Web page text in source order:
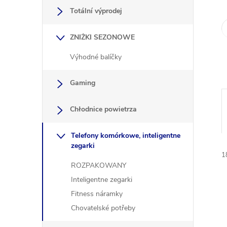
Totální výprodej
ZNIŻKI SEZONOWE
Výhodné balíčky
Gaming
Chłodnice powietrza
Telefony komórkowe, inteligentne
zegarki
ROZPAKOWANY
Inteligentne zegarki
Fitness náramky
Chovatelské potřeby
o